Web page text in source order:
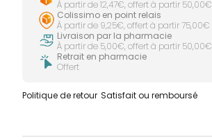
À partir de 12,47€, offert à partir 50,00€
Colissimo en point relais
À partir de 9,25€, offert à partir 75,00€
Livraison par la pharmacie
À partir de 5,00€, offert à partir 50,00€
Retrait en pharmacie
Offert
Politique de retour Satisfait ou remboursé